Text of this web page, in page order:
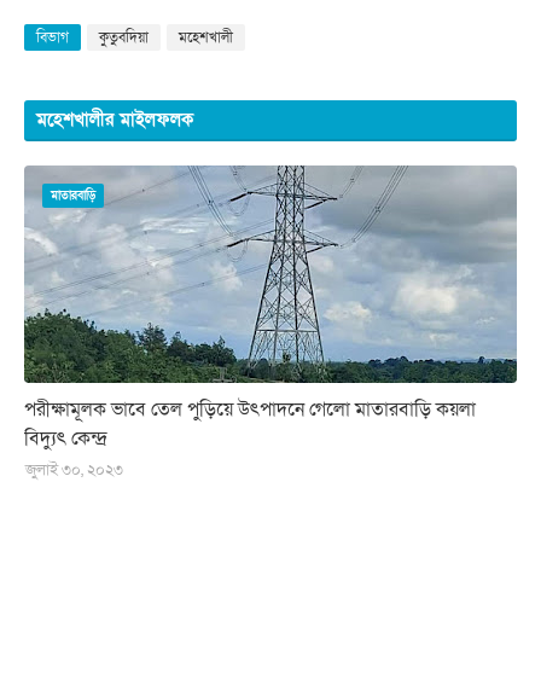
বিভাগ কুতুবদিয়া মহেশখালী
মহেশখালীর মাইলফলক
মাতারবাড়ি
পরীক্ষামূলক ভাবে তেল পুড়িয়ে উৎপাদনে গেলো মাতারবাড়ি কয়লা
বিদ্যুৎ কেন্দ্র
জুলাই ৩০, ২০২৩